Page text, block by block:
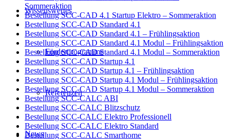
Wissenswertes
Förderprogramme
Referenzen
News
Sommeraktion
Bestellung SCC-CAD 4.1 Startup Elektro – Sommeraktion
Bestellung SCC-CAD Standard 4.1
Bestellung SCC-CAD Standard 4.1 – Frühlingsaktion
Bestellung SCC-CAD Standard 4.1 Modul – Frühlingsaktion
Bestellung SCC-CAD Standard 4.1 Modul – Sommeraktion
Bestellung SCC-CAD Startup 4.1
Bestellung SCC-CAD Startup 4.1 – Frühlingsaktion
Bestellung SCC-CAD Startup 4.1 Modul – Frühlingsaktion
Bestellung SCC-CAD Startup 4.1 Modul – Sommeraktion
Bestellung SCC-CALC ABI
Bestellung SCC-CALC Blitzschutz
Bestellung SCC-CALC Elektro Professionell
Bestellung SCC-CALC Elektro Standard
Bestellung SCC-CALC Smarthome